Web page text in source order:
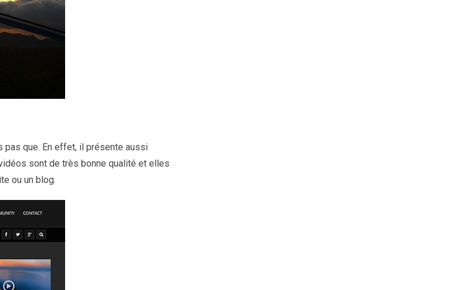
pas que. En effet, il présente aussi
sont de très bonne qualité et elles
ou un blog.